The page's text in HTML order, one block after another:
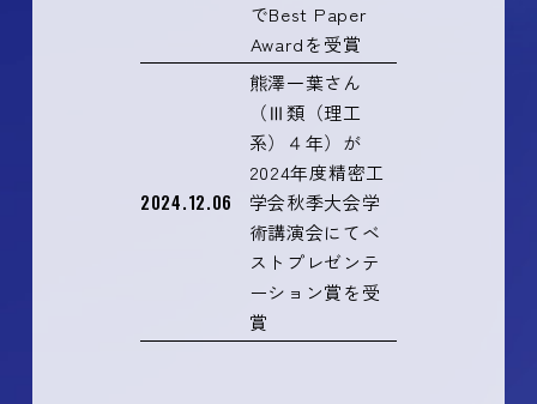
でBest Paper
Awardを受賞
2024.12.06
熊澤一葉さん
（Ⅲ類（理工
系）４年）が
2024年度精密工
学会秋季大会学
術講演会にてベ
ストプレゼンテ
ーション賞を受
賞